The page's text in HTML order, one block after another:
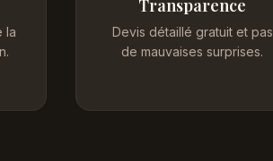
la
Transparence
Devis détaillé gratuit et pas
de mauvaises surprises.